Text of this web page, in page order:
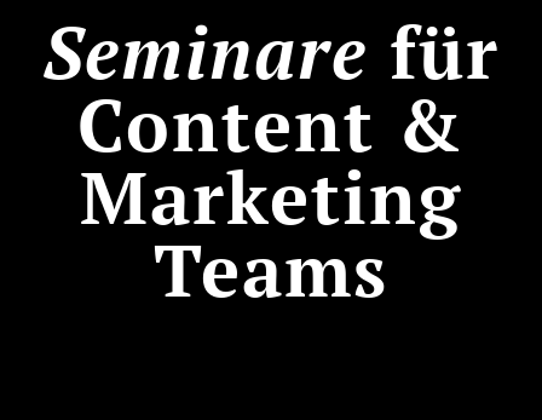
Seminare für
Content &
Marketing
Teams